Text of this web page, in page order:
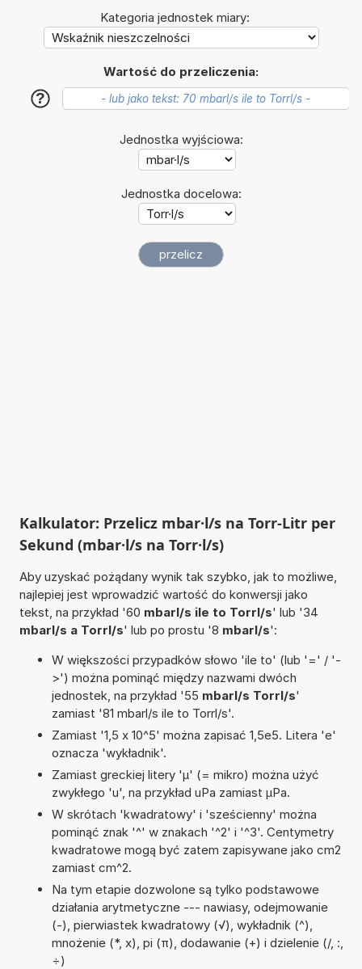
Kategoria jednostek miary:
Wartość do przeliczenia:
?
Jednostka wyjściowa:
Jednostka docelowa:
Kalkulator: Przelicz mbar·l/s na Torr-Litr per
Sekund (mbar·l/s na Torr·l/s)
Aby uzyskać pożądany wynik tak szybko, jak to możliwe,
najlepiej jest wprowadzić wartość do konwersji jako
tekst, na przykład '60 mbarl/s ile to Torrl/s' lub '34
mbarl/s a Torrl/s' lub po prostu '8 mbarl/s':
W większości przypadków słowo 'ile to' (lub '=' / '-
>') można pominąć między nazwami dwóch
jednostek, na przykład '55 mbarl/s Torrl/s'
zamiast '81 mbarl/s ile to Torrl/s'.
Zamiast '1,5 x 10^5' można zapisać 1,5e5. Litera 'e'
oznacza 'wykładnik'.
Zamiast greckiej litery 'µ' (= mikro) można użyć
zwykłego 'u', na przykład uPa zamiast µPa.
W skrótach 'kwadratowy' i 'sześcienny' można
pominąć znak '^' w znakach '^2' i '^3'. Centymetry
kwadratowe mogą być zatem zapisywane jako cm2
zamiast cm^2.
Na tym etapie dozwolone są tylko podstawowe
działania arytmetyczne --- nawiasy, odejmowanie
(-), pierwiastek kwadratowy (√), wykładnik (^),
mnożenie (*, x), pi (π), dodawanie (+) i dzielenie (/, :,
÷)